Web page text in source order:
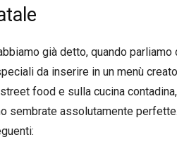
già detto, quando
da inserire in un menù
food e sulla cucina
sembrate assolutamente